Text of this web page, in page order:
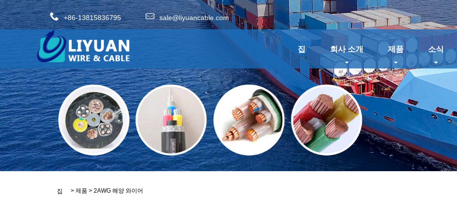
+86-13815836795 sale@liyuancable.com
집 회사 소개 제품 소식
집 > 제품 > 2AWG 해양 와이어